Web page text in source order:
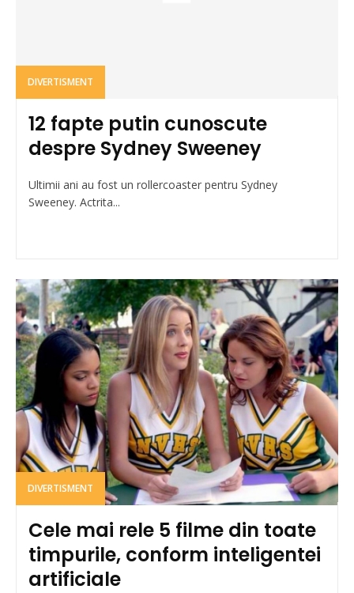
DIVERTISMENT
12 fapte putin cunoscute
despre Sydney Sweeney
Ultimii ani au fost un rollercoaster pentru Sydney
Sweeney. Actrita...
DIVERTISMENT
Cele mai rele 5 filme din toate
timpurile, conform inteligentei
artificiale